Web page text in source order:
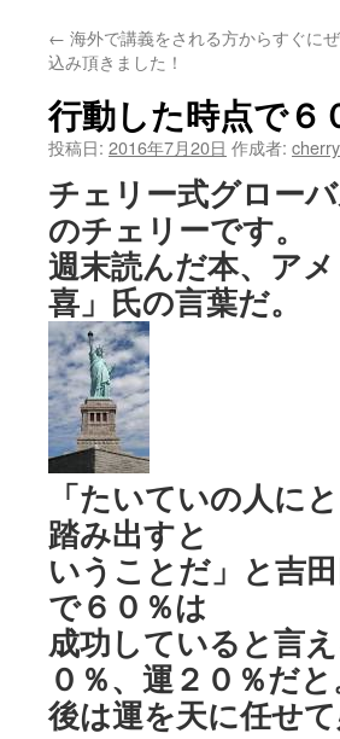
プ← 海外で講義をされる方からすぐに
込み頂きました！
行動した時点で６
投稿日: 2016年7月20日 作成者:
チェリー式グロー
のチェリーです。
週末読んだ本、ア
喜」氏の言葉だ。
「たいていの人に
踏み出すと
いうことだ」と吉
で６０％は
成功していると言
０％、運２０％だと
後は運を天に任せて